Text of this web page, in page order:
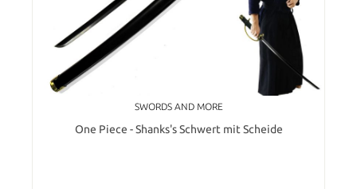
SWORDS AND MORE
One Piece - Shanks's Schwert mit Scheide